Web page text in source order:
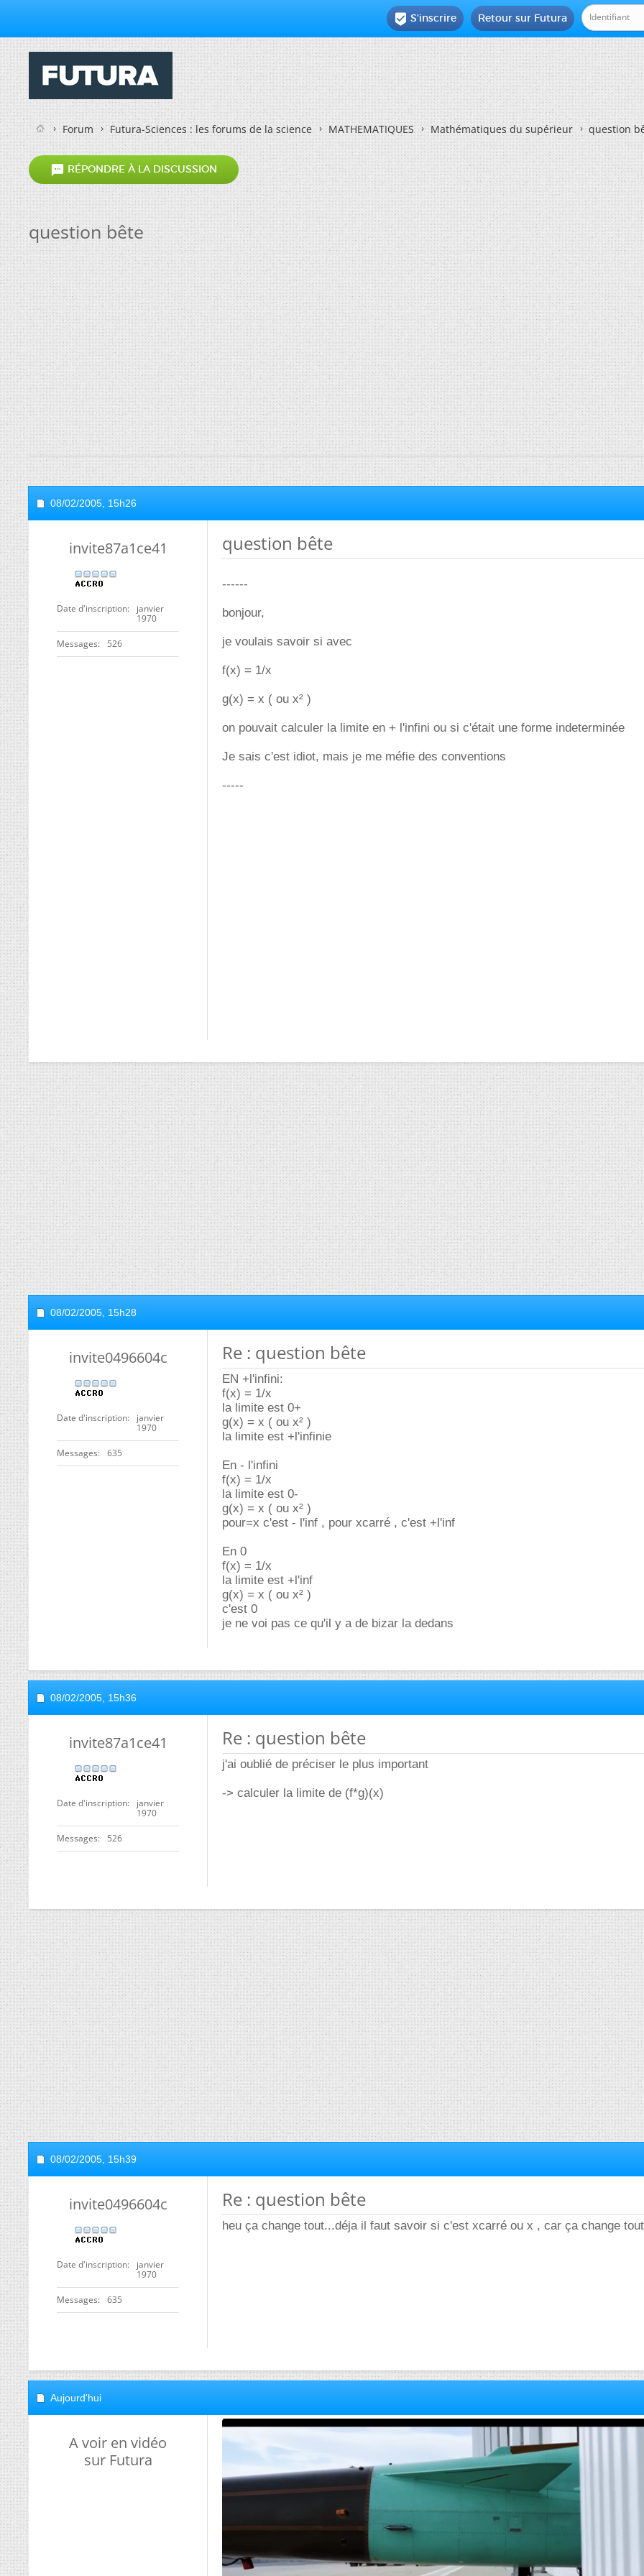
Retour sur Futura
 S'inscrire
Forum Futura-Sciences : les forums de la science MATHEMATIQUES Mathématiques du supérieur question
 RÉPONDRE À LA DISCUSSION
question bête
08/02/2005, 15h26
invite87a1ce41
Date d'inscription
janvier
1970
Messages 526
question bête
------
bonjour,
je voulais savoir si avec
f(x) = 1/x
g(x) = x ( ou x² )
on pouvait calculer la limite en + l'infini ou si c'était une forme indeterminée
Je sais c'est idiot, mais je me méfie des conventions
-----
08/02/2005, 15h28
invite0496604c
Date d'inscription
janvier
1970
Messages 635
Re : question bête
EN +l'infini:
f(x) = 1/x
la limite est 0+
g(x) = x ( ou x² )
la limite est +l'infinie
En - l'infini
f(x) = 1/x
la limite est 0-
g(x) = x ( ou x² )
pour=x c'est - l'inf , pour xcarré , c'est +l'inf
En 0
f(x) = 1/x
la limite est +l'inf
g(x) = x ( ou x² )
c'est 0
je ne voi pas ce qu'il y a de bizar la dedans
08/02/2005, 15h36
invite87a1ce41
Date d'inscription
janvier
1970
Messages 526
Re : question bête
j'ai oublié de préciser le plus important
-> calculer la limite de (f*g)(x)
08/02/2005, 15h39
invite0496604c
Date d'inscription
janvier
1970
Messages 635
Re : question bête
heu ça change tout...déja il faut savoir si c'est xcarré ou x , car ça change
Aujourd'hui
A voir en vidéo
sur Futura